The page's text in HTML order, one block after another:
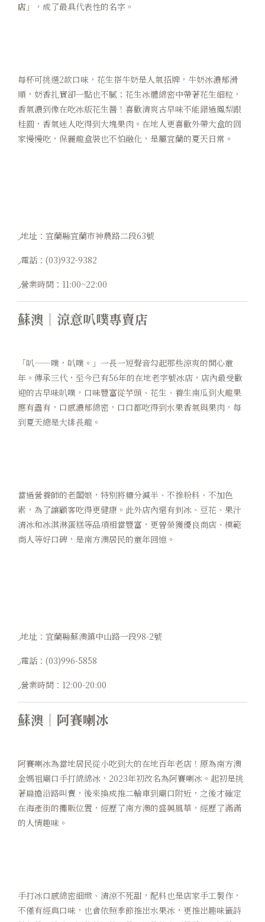
店 」，成了最具代表性的名字。
每杯可挑選2款口味，花生搭牛奶是人氣招牌，牛奶冰濃郁滑
順，奶香扎實卻一點也不膩；花生冰體綿密中帶著花生細粒，
香氣濃到像在吃冰版花生醬！喜歡清爽古早味不能錯過鳳梨跟
桂圓，香氣迷人吃得到大塊果肉。在地人更喜歡外帶大盒的回
家慢慢吃，保麗龍盒裝也不怕融化，是屬宜蘭的夏天日常。
◞地址：宜蘭縣宜蘭市神農路二段63號
◞電話：(03)932-9382
◞營業時間：11:00~22:00
蘇澳｜ 涼意叭噗專賣店
「叭——噗，叭噗。」一長一短聲音勾起那些涼爽的開心童
年。傳承三代，至今已有56年的在地老字號冰店，店內最受歡
迎的古早味叭噗，口味豐富從芋頭、花生、養生南瓜到火龍果
應有盡有，口感濃郁綿密，口口都吃得到水果香氣與果肉，每
到夏天總是大排長龍。
當過營養師的老闆娘，特別將糖分減半、不摻粉料、不加色
素，為了讓顧客吃得更健康。此外店內還有剉冰、豆花、果汁
清冰和冰淇淋蛋糕等品項相當豐富，更曾榮獲優良商店、模範
商人等好口碑，是南方澳居民的童年回憶。
◞地址：宜蘭縣蘇澳鎮中山路一段98-2號
◞電話：(03)996-5858
◞營業時間：12:00-20:00
蘇澳｜阿賽喇冰
阿賽喇冰為當地居民從小吃到大的在地百年老店！原為南方澳
金媽祖廟口手打綿綿冰，2023年初改名為阿賽喇冰。起初是挑
著扁擔沿路叫賣，後來換成推二輪車到廟口附近，之後才確定
在海產街的攤販位置，經歷了南方澳的盛興風華，經歷了滿滿
的人情趣味。
手打冰口感綿密細緻、清涼不死甜，配料也是店家手工製作，
不僅有經典口味，也會依照季節推出水果冰，更推出趣味籤詩